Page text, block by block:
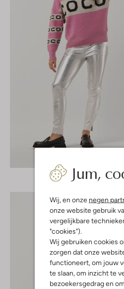
Jum,
Wij, en onze negen
onze website gebruik
vergelijkbare
"cookies").
Wij gebruiken cookies
zorgen dat onze
functioneert, om jouw
te slaan, om inzicht te
bezoekersgedrag en